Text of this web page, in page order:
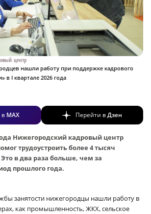
центр
нашли работу при поддержке кадрового
в I квартале 2026 года
в MAX Перейти вДзен
Нижегородский кадровый центр
трудоустроить более 4 тысяч
в два раза больше, чем за
прошлого года.
занятости нижегородцы нашли работу в
как промышленность, ЖКХ, сельское